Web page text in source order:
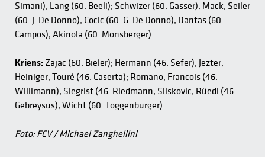
Simani), Lang (60. Beeli); Schwizer (60. Gasser), Mack, Seiler
(60. J. De Donno); Cocic (60. G. De Donno), Dantas (60.
Campos), Akinola (60. Monsberger).
Kriens: Zajac (60. Bieler); Hermann (46. Sefer), Jezter,
Heiniger, Touré (46. Caserta); Romano, Francois (46.
Willimann), Siegrist (46. Riedmann, Sliskovic; Rüedi (46.
Gebreysus), Wicht (60. Toggenburger).
Foto: FCV / Michael Zanghellini